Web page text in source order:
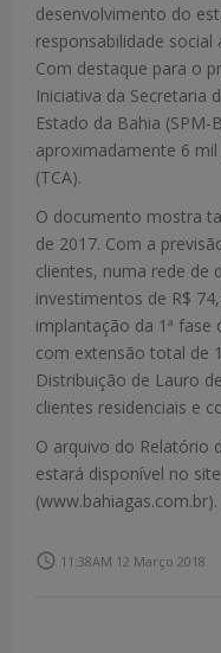
desenvolvimento do
responsabilidade social
Com destaque para o
Iniciativa da Secretaria
Estado da Bahia
aproximadamente 6
(TCA).
O documento mostra
de 2017. Com a
clientes, numa rede de
investimentos de R$
implantação da 1ª fase
com extensão total de
Distribuição de Lauro
clientes residenciais e
O arquivo do Relatório
estará disponível no
(www.bahiagas.com.br).
access_time 11:38AM 12 Março 2018